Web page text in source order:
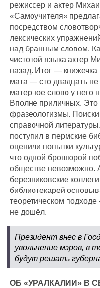
режиссер и актер
«Самоучителя»
посредством
лексических
над бранным словом.
чистотой языка актер
назад. Итог — книжечка
мата — сто двадцать
матерное слово у него
Вполне приличных. Это
фразеологизмы.
справочной
поступил в пермские
оценили попытки
что одной брошюрой
обществе невозможно.
березниковские
библиотекарей
теоретическом
не дошёл.
Президент внес в
увольнение мэров, в
будут решать
ОБ «УРАЛКАЛИИ» В